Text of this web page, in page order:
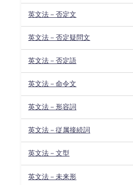
英文法－否定文
英文法－否定疑問文
英文法－否定語
英文法－命令文
英文法－形容詞
英文法－従属接続詞
英文法－文型
英文法－未来形